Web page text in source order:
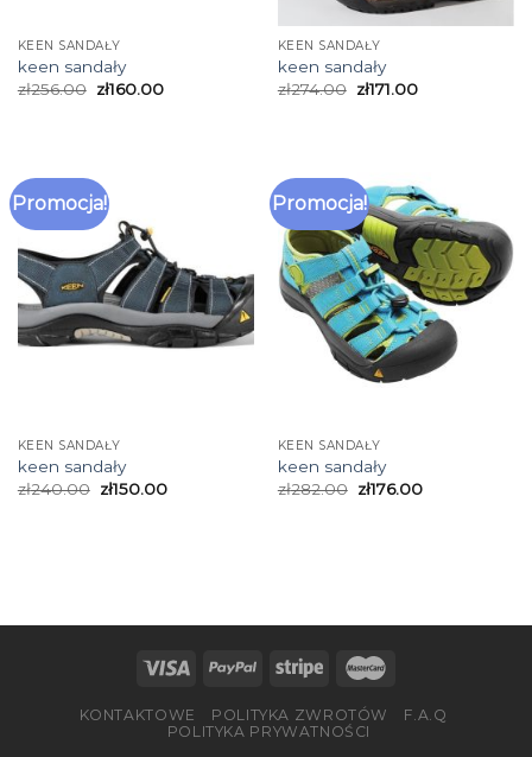
KEEN SANDAŁY
keen sandały
zł256.00 zł160.00
KEEN SANDAŁY
keen sandały
zł274.00 zł171.00
Promocja!
KEEN SANDAŁY
keen sandały
zł240.00 zł150.00
Promocja!
KEEN SANDAŁY
keen sandały
zł282.00 zł176.00
KONTAKTOWE POLITYKA ZWROTÓW
F.A.Q
POLITYKA PRYWATNOŚCI